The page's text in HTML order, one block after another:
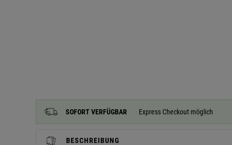
SOFORT VERFÜGBAR Express Checkout möglich
BESCHREIBUNG